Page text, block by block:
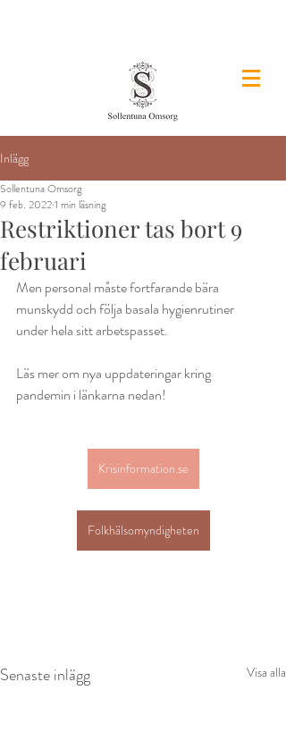
Inlägg
Restriktioner tas bort 9
februari
Sollentuna Omsorg
9 feb. 20221 min läsning
Men personal måste fortfarande bära
munskydd och följa basala hygienrutiner
under hela sitt arbetspasset.
Läs mer om nya uppdateringar kring
pandemin i länkarna nedan!
Krisinformation.se
Folkhälsomyndigheten
Senaste inlägg Visa alla